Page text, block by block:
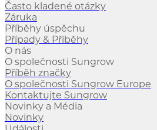
Často kladené otázky
Záruka
Příběhy úspěchu
Případy & Příběhy
O nás
O společnosti Sungrow
Příběh značky
O společnosti Sungrow Europe
Kontaktujte Sungrow
Novinky a Média
Novinky